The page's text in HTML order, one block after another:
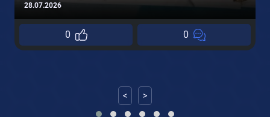
28.07.2026
0 0
< >